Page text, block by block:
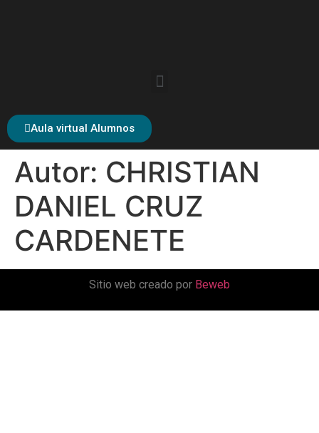
Aula virtual Alumnos
Autor: CHRISTIAN
DANIEL CRUZ
CARDENETE
Sitio web creado por Beweb